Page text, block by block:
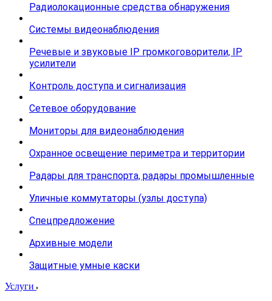
Радиолокационные средства обнаружения
Системы видеонаблюдения
Речевые и звуковые IP громкоговорители, IP
усилители
Контроль доступа и сигнализация
Сетевое оборудование
Мониторы для видеонаблюдения
Охранное освещение периметра и территории
Радары для транспорта, радары промышленные
Уличные коммутаторы (узлы доступа)
Спецпредложение
Архивные модели
Защитные умные каски
Услуги